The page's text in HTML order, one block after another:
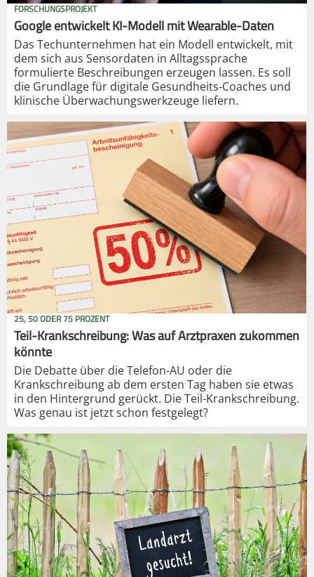
FORSCHUNGSPROJEKT
Google entwickelt KI-Modell mit Wearable-Daten
Das Techunternehmen hat ein Modell entwickelt, mit
dem sich aus Sensordaten in Alltagssprache
formulierte Beschreibungen erzeugen lassen. Es soll
die Grundlage für digitale Gesundheits-Coaches und
klinische Überwachungswerkzeuge liefern.
25, 50 ODER 75 PROZENT
Teil-Krankschreibung: Was auf Arztpraxen zukommen
könnte
Die Debatte über die Telefon-AU oder die
Krankschreibung ab dem ersten Tag haben sie etwas
in den Hintergrund gerückt. Die Teil-Krankschreibung.
Was genau ist jetzt schon festgelegt?